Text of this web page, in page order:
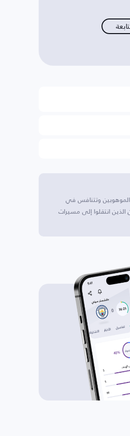
الموهوبين وتتنافس في
الذين انتقلوا إلى مسيرات